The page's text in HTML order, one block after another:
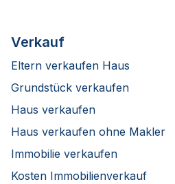
Verkauf
Eltern verkaufen Haus
Grundstück verkaufen
Haus verkaufen
Haus verkaufen ohne Makler
Immobilie verkaufen
Kosten Immobilienverkauf